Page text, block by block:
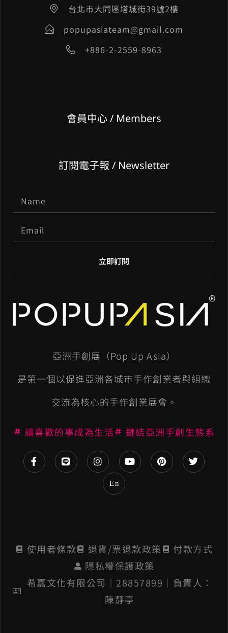
台北市大同區塔城街39號2樓
popupasiateam@gmail.com
+886-2-2559-8963
亞洲手創展（Pop Up Asia）
是第一個以促進亞洲各城市手作創業者與組織
交流為核心的手作創業展會。
讓喜歡的事成為生活 鏈結亞洲手創生態系
En
使用者條款 退貨/票退款政策
付款方式
隱私權保護政策
希嘉文化有限公司│28857899│負責人：
陳靜亭
會員中心 / Members
訂閱電子報 / Newsletter
立即訂閱
l
n
i